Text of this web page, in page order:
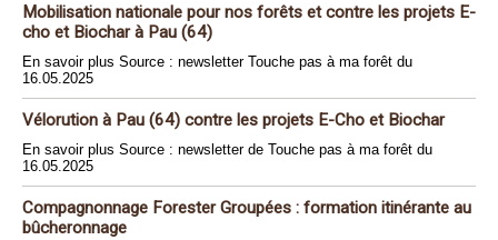
Mobilisation nationale pour nos forêts et contre les projets E-
cho et Biochar à Pau (64)
En savoir plus Source : newsletter Touche pas à ma forêt du
16.05.2025
Vélorution à Pau (64) contre les projets E-Cho et Biochar
En savoir plus Source : newsletter de Touche pas à ma forêt du
16.05.2025
Compagnonnage Forester Groupées : formation itinérante au
bûcheronnage